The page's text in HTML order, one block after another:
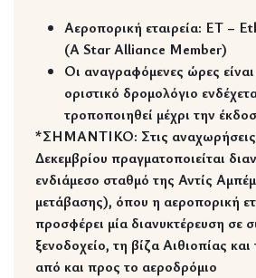
Αεροπορική εταιρεία: ΕΤ –
(A Star Alliance Member)
Οι αναγραφόμενες ώρες
οριστικό δρομολόγιο
τροποποιηθεί μέχρι την
*ΣΗΜΑΝΤΙΚΟ: Στις
Δεκεμβρίου πραγματοποιείται
ενδιάμεσο σταθμό της Αντίς
μετάβασης), όπου η αεροπορική
προσφέρει μία διανυκτέρευση σε
ξενοδοχείο, τη βίζα Αιθιοπίας
από και προς το αεροδρόμιο